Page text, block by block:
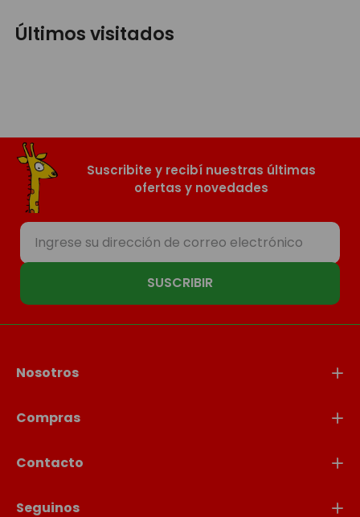
Últimos visitados
Suscribite y recibí nuestras últimas
ofertas y novedades
SUSCRIBIR
Nosotros
Compras
Contacto
Seguinos